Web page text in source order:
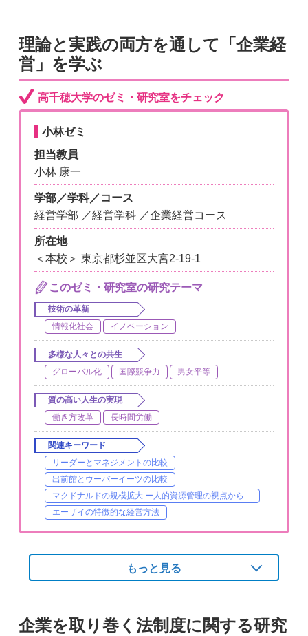
理論と実践の両方を通して「企業経
営」を学ぶ
高千穂大学のゼミ・研究室をチェック
小林ゼミ
担当教員
小林 康一
学部／学科／コース
経営学部 ／経営学科 ／企業経営コース
所在地
＜本校＞ 東京都杉並区大宮2-19-1
このゼミ・研究室の研究テーマ
技術の革新
情報化社会
イノベーション
多様な人々との共生
グローバル化
国際競争力 男女平等
質の高い人生の実現
働き方改革
長時間労働
関連キーワード
リーダーとマネジメントの比較
出前館とウーバーイーツの比較
マクドナルドの規模拡大 ー人的資源管理の視点から－
エーザイの特徴的な経営方法
もっと見る
企業を取り巻く法制度に関する研究